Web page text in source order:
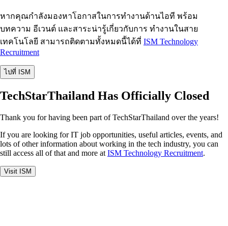
หากคุณกำลังมองหาโอกาสในการทำงานด้านไอที พร้อม
บทความ อีเวนต์ และสาระน่ารู้เกี่ยวกับการ ทำงานในสาย
เทคโนโลยี สามารถติดตามทั้งหมดนี้ได้ที่ ISM Technology
Recruitment
ไปที่ ISM
TechStarThailand Has Officially Closed
Thank you for having been part of TechStarThailand over the years!
If you are looking for IT job opportunities, useful articles, events, and
lots of other information about working in the tech industry, you can
still access all of that and more at ISM Technology Recruitment.
Visit ISM